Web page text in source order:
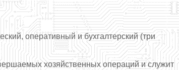
оперативный и бухгалтерский (три
хозяйственных операций и служит